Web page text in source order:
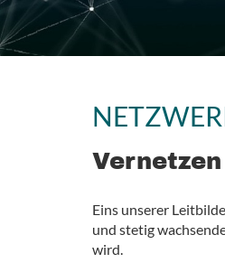
Eins unserer
und stetig
wird.